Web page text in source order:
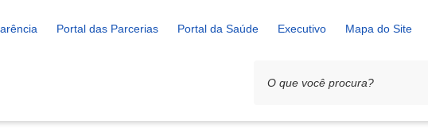
Portal das Parcerias Portal da Saúde Executivo Mapa do Site